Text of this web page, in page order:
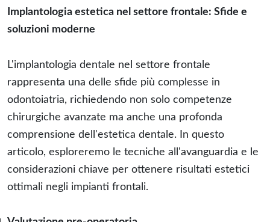
Implantologia estetica nel settore frontale: Sfide e
soluzioni moderne
L'implantologia dentale nel settore frontale
rappresenta una delle sfide più complesse in
odontoiatria, richiedendo non solo competenze
chirurgiche avanzate ma anche una profonda
comprensione dell'estetica dentale. In questo
articolo, esploreremo le tecniche all'avanguardia e le
considerazioni chiave per ottenere risultati estetici
ottimali negli impianti frontali.